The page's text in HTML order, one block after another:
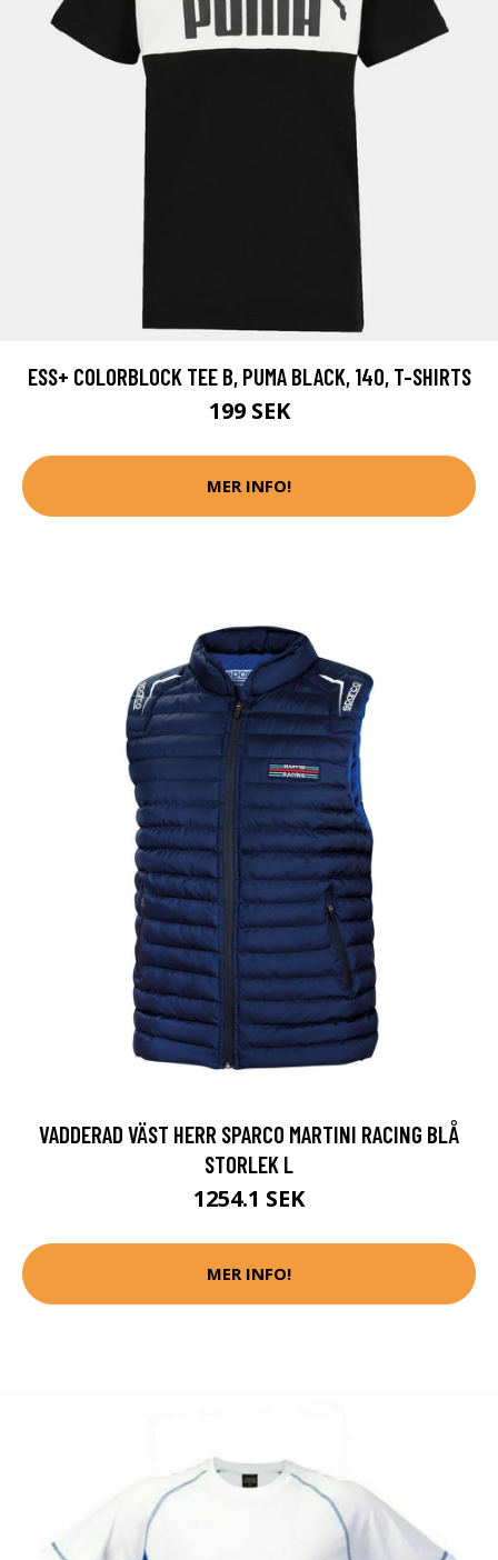
ESS+ COLORBLOCK TEE B, PUMA BLACK, 140, T-SHIRTS
199 SEK
MER INFO!
VADDERAD VÄST HERR SPARCO MARTINI RACING BLÅ
STORLEK L
1254.1 SEK
MER INFO!